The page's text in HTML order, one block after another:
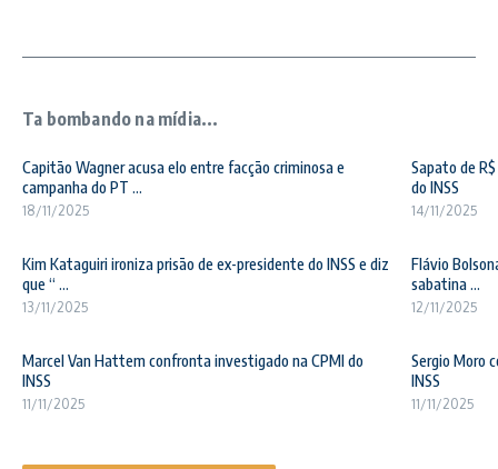
Ta bombando na mídia...
Capitão Wagner acusa elo entre facção criminosa e
campanha do PT ...
18/11/2025
Sapato de
do INSS
14/11/2025
Kim Kataguiri ironiza prisão de ex-presidente do INSS e diz
que “ ...
13/11/2025
Flávio
sabatina ...
12/11/2025
Marcel Van Hattem confronta investigado na CPMI do
INSS
11/11/2025
Sergio Moro
INSS
11/11/2025